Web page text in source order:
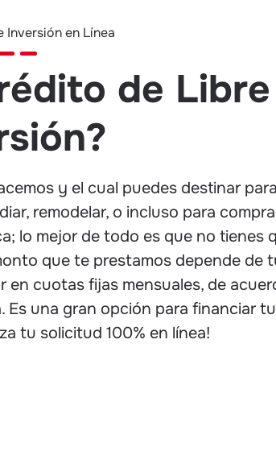
Inversión en Línea
de Libre
y el cual puedes destinar para
remodelar, o incluso para
lo mejor de todo es que no tienes
que te prestamos depende de
cuotas fijas mensuales, de
Es una gran opción para financiar
tu solicitud 100% en línea!